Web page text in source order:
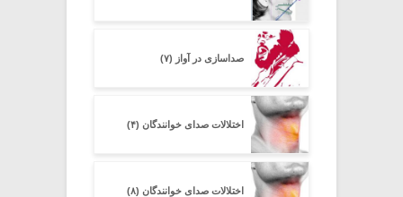
صداسازی در آواز (۷)
اختلالات صدای خوانندگان (۴)
اختلالات صدای خوانندگان (۸)